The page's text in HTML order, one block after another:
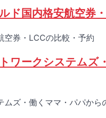
ド国内格安航空券
空券・LCCの比較・予約
ワークシステム
ムズ・働くママ・パパか